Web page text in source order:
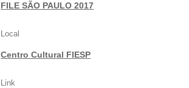
FILE SÃO PAULO 2017
Local
Centro Cultural FIESP
Link